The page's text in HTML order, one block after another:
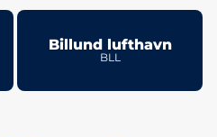
Billund lufthavn
BLL